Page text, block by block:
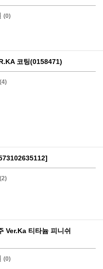
(0)
코팅(0158471)
(4)
(2)
Ver.Ka 티타늄 피니쉬
(0)